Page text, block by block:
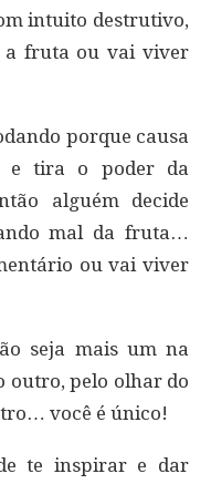
intuito destrutivo,
a fruta ou vai viver
porque causa
e tira o poder da
alguém decide
mal da fruta…
ou vai viver
seja mais um na
outro, pelo olhar do
você é único!
te inspirar e dar